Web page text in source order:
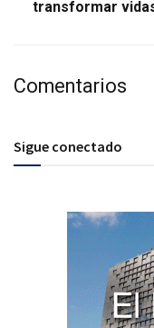
transformar
Comentarios
Sigue conectado